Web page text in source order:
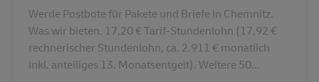
Werde Postbote für Pakete und Briefe in Chemnitz.
Was wir bieten. 17,20 € Tarif-Stundenlohn (17,92 €
rechnerischer Stundenlohn, ca. 2.911 € monatlich
inkl. anteiliges 13. Monatsentgelt). Weitere 50...